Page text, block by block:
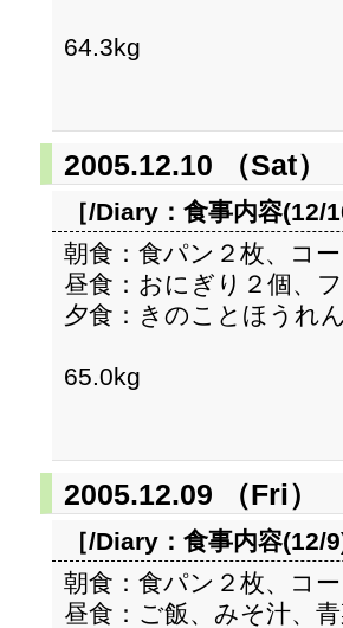
64.3kg
2005.12.10 （Sat）
［/Diary： 食事内容(12/
朝食：食パン２枚、コ
昼食：おにぎり２個、
夕食：きのことほうれ
65.0kg
2005.12.09 （Fri）
［/Diary： 食事内容(12/
朝食：食パン２枚、コ
昼食：ご飯、みそ汁、